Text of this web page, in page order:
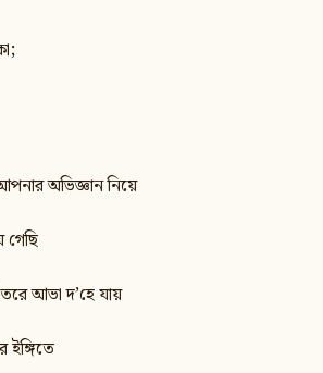
অভিজ্ঞান নিয়ে
আভা দ’হে যায়
ইঙ্গিতে